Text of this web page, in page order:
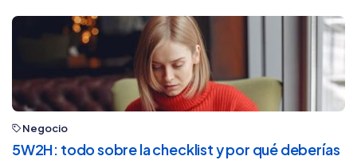
Negocio
5W2H: todo sobre la checklist y por qué deberías